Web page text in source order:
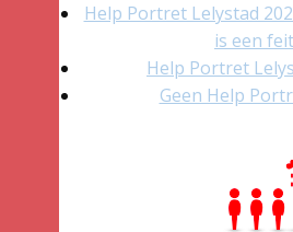
Help Portret Lelystad
is een
Help Portret
Geen Help